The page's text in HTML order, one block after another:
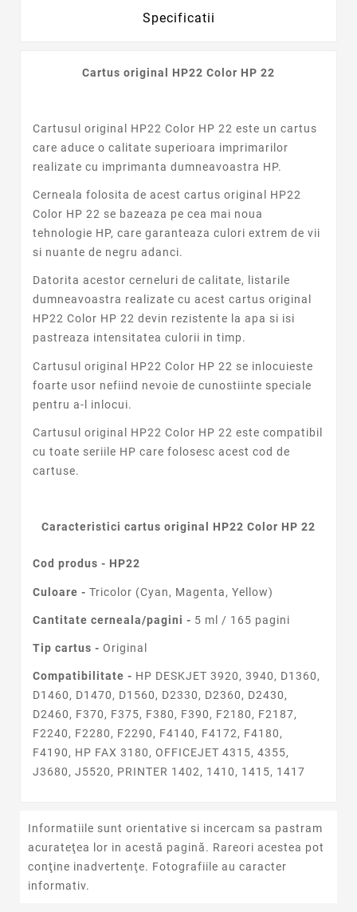
Specificatii
Cartus original HP22 Color HP 22
Cartusul original HP22 Color HP 22 este un cartus
care aduce o calitate superioara imprimarilor
realizate cu imprimanta dumneavoastra HP.
Cerneala folosita de acest cartus original HP22
Color HP 22 se bazeaza pe cea mai noua
tehnologie HP, care garanteaza culori extrem de vii
si nuante de negru adanci.
Datorita acestor cerneluri de calitate, listarile
dumneavoastra realizate cu acest cartus original
HP22 Color HP 22 devin rezistente la apa si isi
pastreaza intensitatea culorii in timp.
Cartusul original HP22 Color HP 22 se inlocuieste
foarte usor nefiind nevoie de cunostiinte speciale
pentru a-l inlocui.
Cartusul original HP22 Color HP 22 este compatibil
cu toate seriile HP care folosesc acest cod de
cartuse.
Caracteristici cartus original HP22 Color HP 22
Cod produs - HP22
Culoare - Tricolor (Cyan, Magenta, Yellow)
Cantitate cerneala/pagini - 5 ml / 165 pagini
Tip cartus - Original
Compatibilitate - HP DESKJET 3920, 3940, D1360,
D1460, D1470, D1560, D2330, D2360, D2430,
D2460, F370, F375, F380, F390, F2180, F2187,
F2240, F2280, F2290, F4140, F4172, F4180,
F4190, HP FAX 3180, OFFICEJET 4315, 4355,
J3680, J5520, PRINTER 1402, 1410, 1415, 1417
Informatiile sunt orientative si incercam sa pastram
acurateţea lor in acestă pagină. Rareori acestea pot
conţine inadvertenţe. Fotografiile au caracter
informativ.